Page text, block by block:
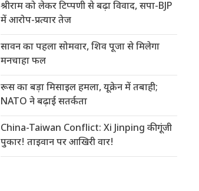
श्रीराम को लेकर टिप्पणी से बढ़ा विवाद, सपा-BJP
में आरोप-प्रत्यार तेज
सावन का पहला सोमवार, शिव पूजा से मिलेगा
मनचाहा फल
रूस का बड़ा मिसाइल हमला, यूक्रेन में तबाही;
NATO ने बढ़ाई सतर्कता
China-Taiwan Conflict: Xi Jinping की गूंजी
पुकार! ताइवान पर आखिरी वार!